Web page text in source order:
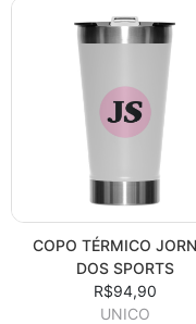
COPO TÉRMICO
DOS SPORTS
R$94,90
UNICO